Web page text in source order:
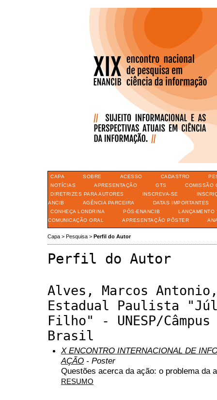
CAPA SOBRE ACESSO CADASTRO
NOTÍCIAS
APRESENTAÇÃO GTS
COMISSÃO
DIRETRIZES PARA AUTORES
INSCREVA-SE
ANCIB
AGÊNCIA PARCEIRA
DATAS IMPORTANTES
CONHEÇA LONDRINA
PÓS-ENANCIB
LANÇAMENTO
COMUNICAÇÃO ORAL
APRESENTAÇÃO PÔSTER
Capa > Pesquisa > Perfil do Autor
Perfil do Autor
Alves, Marcos
Estadual Paulista
Filho" - UNESP/
Brasil
X ENCONTRO INTERNACIONAL DE
AÇÃO - Poster
Questões acerca da ação: o problema da
RESUMO